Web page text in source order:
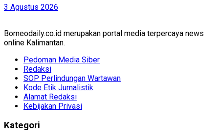
3 Agustus 2026
Borneodaily.co.id merupakan portal media terpercaya news
online Kalimantan.
Pedoman Media Siber
Redaksi
SOP Perlindungan Wartawan
Kode Etik Jurnalistik
Alamat Redaksi
Kebijakan Privasi
Kategori